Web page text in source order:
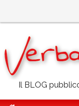
Il BLOG